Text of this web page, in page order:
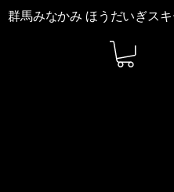
群馬みなかみ ほうだいぎス